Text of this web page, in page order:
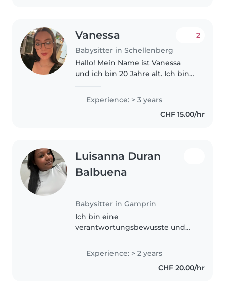
Vanessa
Babysitter in Schellenberg
2
Hallo! Mein Name ist Vanessa
und ich bin 20 Jahre alt. Ich bin
liebevolle Person, die großen
Spaß daran hat, mit Kindern Zeit
zu verbringen. Ich habe..
Experience: > 3 years
CHF 15.00/hr
Luisanna Duran
Balbuena
Babysitter in Gamprin
Ich bin eine
verantwortungsbewusste und
die gerne mit Kindern aller
Altersgruppen arbeitet. Ich bin
im letzten Jahr der Oberstufe
Experience: > 2 years
CHF 20.00/hr